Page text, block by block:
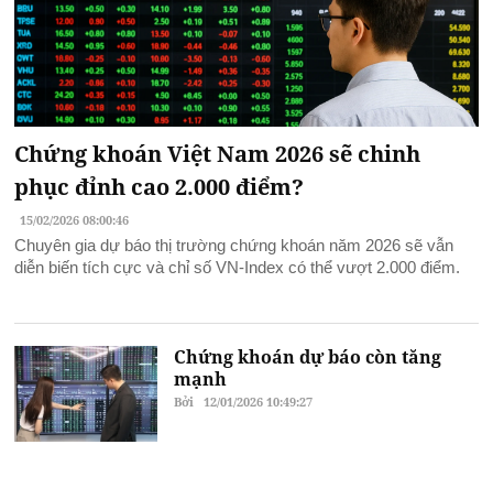
Chứng khoán Việt Nam 2026 sẽ chinh
phục đỉnh cao 2.000 điểm?
15/02/2026 08:00:46
Chuyên gia dự báo thị trường chứng khoán năm 2026 sẽ vẫn
diễn biến tích cực và chỉ số VN-Index có thể vượt 2.000 điểm.
Chứng khoán dự báo còn tăng
mạnh
Bởi 12/01/2026 10:49:27